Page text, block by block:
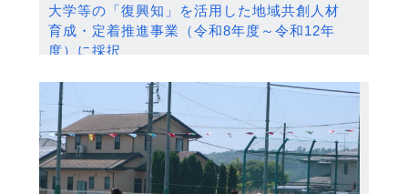
大学等の「復興知」を活用した地域共創人材
育成・定着推進事業（令和8年度～令和12年
度）に採択